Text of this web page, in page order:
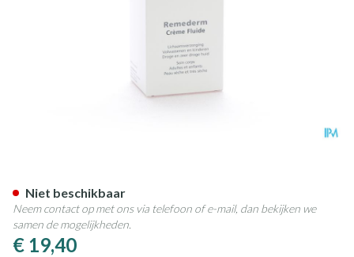
€ 19,40
Niet beschikbaar
Neem contact op met ons via telefoon of e-mail, dan bekijken we
samen de mogelijkheden.